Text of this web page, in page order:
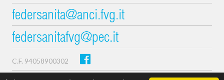
federsanita@anci.fvg.it
federsanitafvg@pec.it
C.F. 94058900302